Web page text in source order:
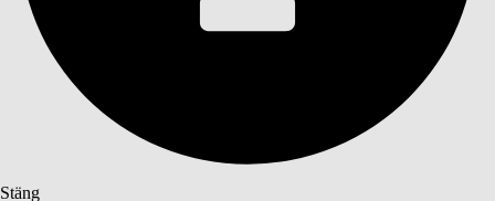
Stäng
Innehållsförteckningar